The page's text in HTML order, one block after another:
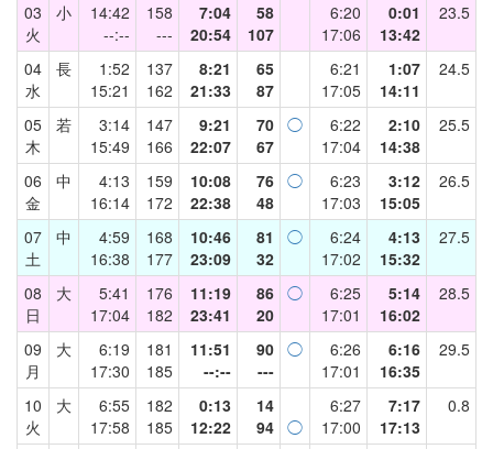
03
火
小
14:42
--:--
158
---
7:04
20:54
58
107
6:20
17:06
0:01
13:42
23.5
04
水
長
1:52
15:21
137
162
8:21
21:33
65
87
6:21
17:05
1:07
14:11
24.5
05
木
若
3:14
15:49
147
166
9:21
22:07
70
67
◯
6:22
17:04
2:10
14:38
25.5
06
金
中
4:13
16:14
159
172
10:08
22:38
76
48
◯
6:23
17:03
3:12
15:05
26.5
07
土
中
4:59
16:38
168
177
10:46
23:09
81
32
◯
6:24
17:02
4:13
15:32
27.5
08
日
大
5:41
17:04
176
182
11:19
23:41
86
20
◯
6:25
17:01
5:14
16:02
28.5
09
月
大
6:19
17:30
181
185
11:51
--:--
90
---
◯
6:26
17:01
6:16
16:35
29.5
10
火
大
6:55
17:58
182
185
0:13
12:22
14
94 ◯
6:27
17:00
7:17
17:13
0.8